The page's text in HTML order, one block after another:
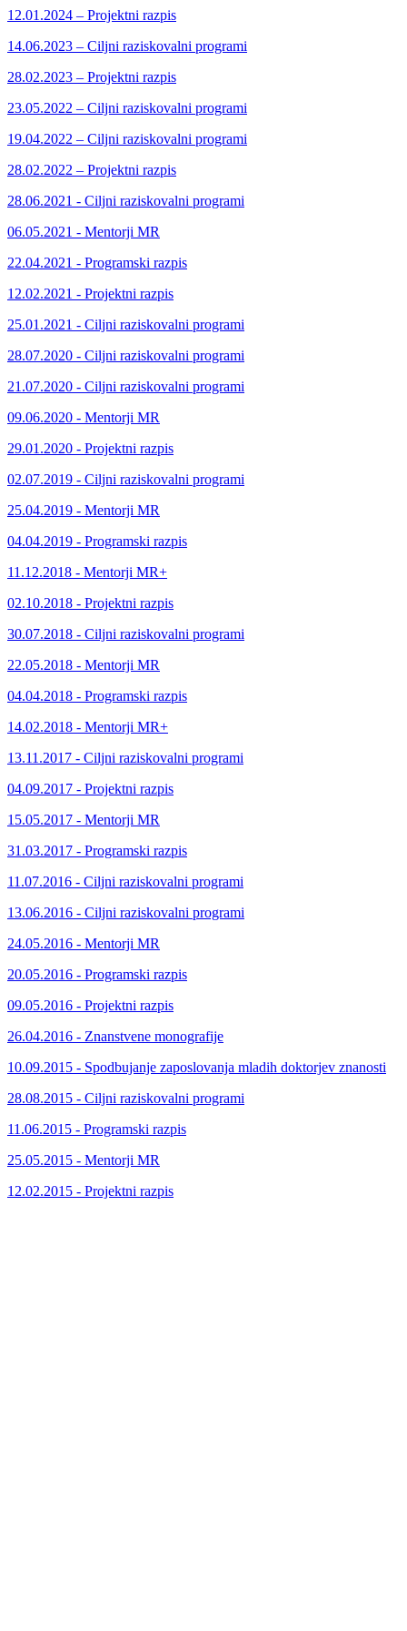
12.01.2024 – Projektni razpis
14.06.2023 – Ciljni raziskovalni programi
28.02.2023 – Projektni razpis
23.05.2022 – Ciljni raziskovalni programi
19.04.2022 – Ciljni raziskovalni programi
28.02.2022 – Projektni razpis
28.06.2021 - Ciljni raziskovalni programi
06.05.2021 - Mentorji MR
22.04.2021 - Programski razpis
12.02.2021 - Projektni razpis
25.01.2021 - Ciljni raziskovalni programi
28.07.2020 - Ciljni raziskovalni programi
21.07.2020 - Ciljni raziskovalni programi
09.06.2020 - Mentorji MR
29.01.2020 - Projektni razpis
02.07.2019 - Ciljni raziskovalni programi
25.04.2019 - Mentorji MR
04.04.2019 - Programski razpis
11.12.2018 - Mentorji MR+
02.10.2018 - Projektni razpis
30.07.2018 - Ciljni raziskovalni programi
22.05.2018 - Mentorji MR
04.04.2018 - Programski razpis
14.02.2018 - Mentorji MR+
13.11.2017 - Ciljni raziskovalni programi
04.09.2017 - Projektni razpis
15.05.2017 - Mentorji MR
31.03.2017 - Programski razpis
11.07.2016 - Ciljni raziskovalni programi
13.06.2016 - Ciljni raziskovalni programi
24.05.2016 - Mentorji MR
20.05.2016 - Programski razpis
09.05.2016 - Projektni razpis
26.04.2016 - Znanstvene monografije
10.09.2015 - Spodbujanje zaposlovanja mladih doktorjev znanosti
28.08.2015 - Ciljni raziskovalni programi
11.06.2015 - Programski razpis
25.05.2015 - Mentorji MR
12.02.2015 - Projektni razpis